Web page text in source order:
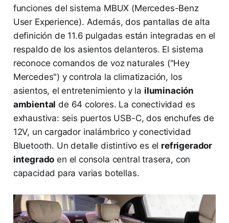
funciones del sistema MBUX (Mercedes-Benz
User Experience). Además, dos pantallas de alta
definición de 11.6 pulgadas están integradas en el
respaldo de los asientos delanteros. El sistema
reconoce comandos de voz naturales ("Hey
Mercedes") y controla la climatización, los
asientos, el entretenimiento y la iluminación
ambiental de 64 colores. La conectividad es
exhaustiva: seis puertos USB-C, dos enchufes de
12V, un cargador inalámbrico y conectividad
Bluetooth. Un detalle distintivo es el refrigerador
integrado en el consola central trasera, con
capacidad para varias botellas.